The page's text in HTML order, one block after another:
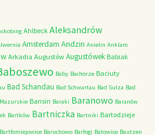
Ahlbeck Aleksandrów
Amsterdam Andzin Anielin Anklam
Arkadia Augustów Augustówek Babiak
Baby Bachorze Baciuty
Bad Schandau Bad Schwartau Bad Sulza Bad
Bansin Baraki Baranowo Baranów
Bartków Bartniczka Bartniki Bartodzieje
Bartłomiejowice Baruchowo Barłogi Batowice Bautzen